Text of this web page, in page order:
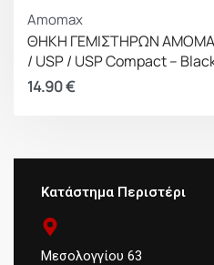
Amomax
ΘΗΚΗ ΓΕΜΙΣΤΗΡΩΝ
/ USP / USP Compact –
14.90€
Κατάστημα Περιστέρι
Μεσολογγίου 63